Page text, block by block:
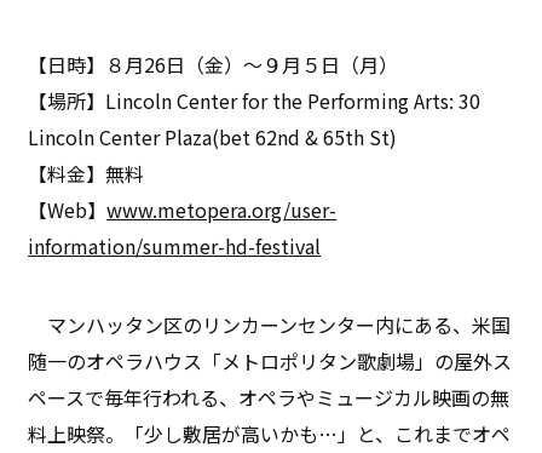
【日時】８月26日（金）～９月５日（月）
【場所】Lincoln Center for the Performing Arts: 30
Lincoln Center Plaza(bet 62nd & 65th St)
【料金】無料
【Web】www.metopera.org/user-
information/summer-hd-festival
マンハッタン区のリンカーンセンター内にある、米国
随一のオペラハウス「メトロポリタン歌劇場」の屋外ス
ペースで毎年行われる、オペラやミュージカル映画の無
料上映祭。「少し敷居が高いかも…」と、これまでオペ